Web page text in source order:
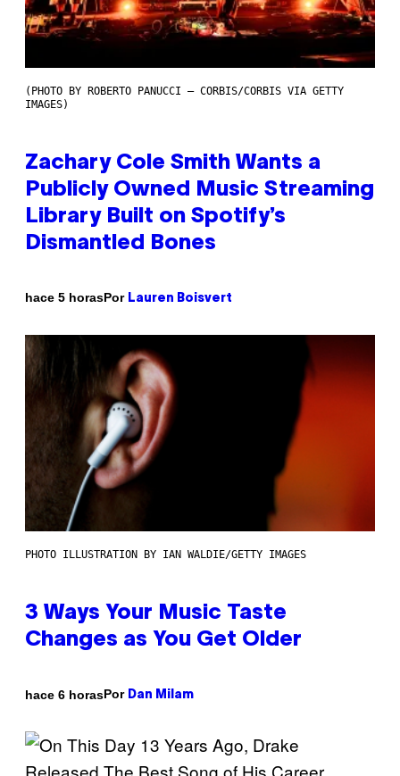
(PHOTO BY ROBERTO PANUCCI – CORBIS/CORBIS VIA GETTY
IMAGES)
Zachary Cole Smith Wants a
Publicly Owned Music Streaming
Library Built on Spotify’s
Dismantled Bones
hace 5 horasPor Lauren Boisvert
PHOTO ILLUSTRATION BY IAN WALDIE/GETTY IMAGES
3 Ways Your Music Taste
Changes as You Get Older
hace 6 horasPor Dan Milam